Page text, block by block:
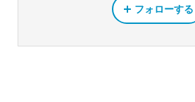
フォローする